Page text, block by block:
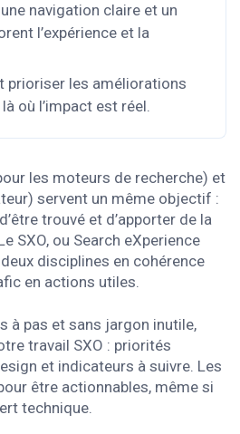
navigation claire et un
l’expérience et la
prioriser les améliorations
où l’impact est réel.
les moteurs de recherche) et
servent un même objectif :
trouvé et d’apporter de la
SXO, ou Search eXperience
disciplines en cohérence
en actions utiles.
à pas et sans jargon inutile,
travail SXO : priorités
et indicateurs à suivre. Les
être actionnables, même si
technique.